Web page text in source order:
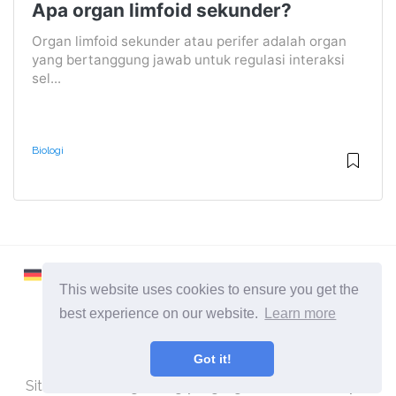
This website uses cookies to ensure you get the
best experience on our website.
Learn more
Got it!
Apa organ limfoid sekunder?
Organ limfoid sekunder atau perifer adalah organ
yang bertanggung jawab untuk regulasi interaksi
sel...
Biologi
2026 ©Learnaboutworld
Semua Kategori
Situs untuk orang-orang yang ingin tahu lebih banyak